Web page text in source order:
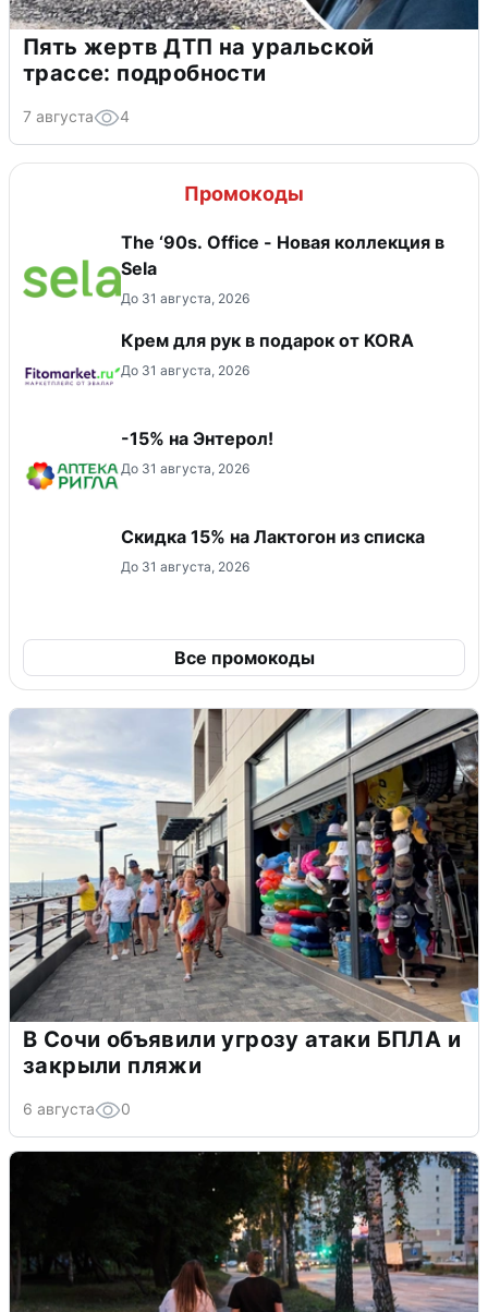
Пять жертв ДТП на уральской
трассе: подробности
7 августа 4
Промокоды
The ‘90s. Office - Новая коллекция в
Sela
До 31 августа, 2026
Крем для рук в подарок от KORA
До 31 августа, 2026
-15% на Энтерол!
До 31 августа, 2026
Скидка 15% на Лактогон из списка
До 31 августа, 2026
Все промокоды
В Сочи объявили угрозу атаки БПЛА и
закрыли пляжи
6 августа 0